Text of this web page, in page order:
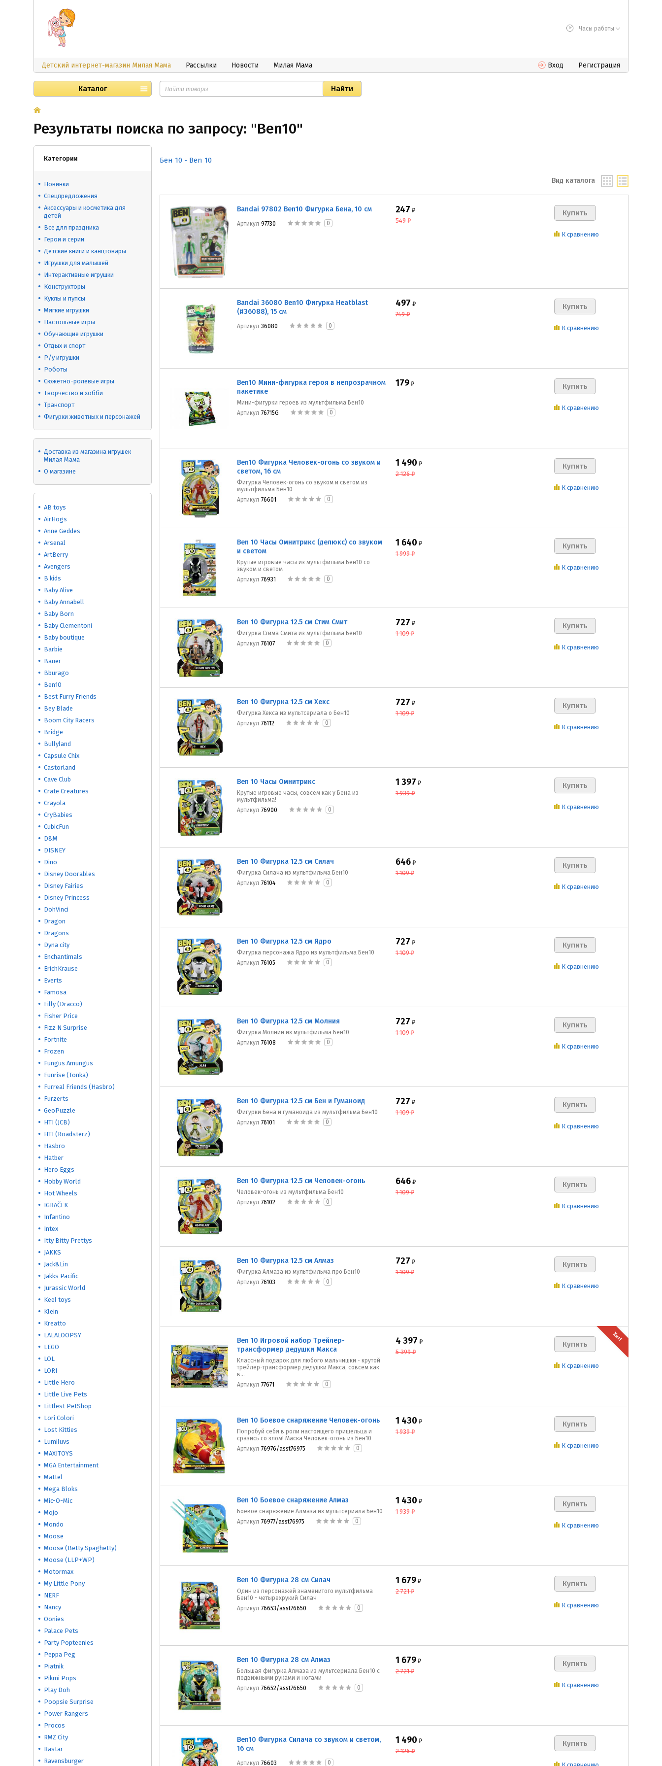
Часы работы
Детский интернет-магазин Милая Мама Рассылки Новости Милая Мама Вход Регистрация
Каталог
Результаты поиска по запросу: "Ben10"
Категории
Новинки
Спецпредложения
Аксессуары и косметика для
детей
Все для праздника
Герои и серии
Детские книги и канцтовары
Игрушки для малышей
Интерактивные игрушки
Конструкторы
Куклы и пупсы
Мягкие игрушки
Настольные игры
Обучающие игрушки
Отдых и спорт
Р/у игрушки
Роботы
Сюжетно-ролевые игры
Творчество и хобби
Транспорт
Фигурки животных и персонажей
Доставка из магазина игрушек
Милая Мама
О магазине
AB toys
AirHogs
Anne Geddes
Arsenal
ArtBerry
Avengers
B kids
Baby Alive
Baby Annabell
Baby Born
Baby Clementoni
Baby boutique
Barbie
Bauer
Bburago
Ben10
Best Furry Friends
Bey Blade
Boom City Racers
Bridge
Bullyland
Capsule Chix
Castorland
Cave Club
Crate Creatures
Crayola
CryBabies
CubicFun
D&M
DISNEY
Dino
Disney Doorables
Disney Fairies
Disney Princess
DohVinci
Dragon
Dragons
Dyna city
Enchantimals
ErichKrause
Everts
Famosa
Filly (Dracco)
Fisher Price
Fizz N Surprise
Fortnite
Frozen
Fungus Amungus
Funrise (Tonka)
Furreal Friends (Hasbro)
Furzerts
GeoPuzzle
HTI (JCB)
HTI (Roadsterz)
Hasbro
Hatber
Hero Eggs
Hobby World
Hot Wheels
IGRAČEK
Infantino
Intex
Itty Bitty Prettys
JAKKS
Jack&Lin
Jakks Pacific
Jurassic World
Keel toys
Klein
Kreatto
LALALOOPSY
LEGO
LOL
LORI
Little Hero
Little Live Pets
Littlest PetShop
Lori Colori
Lost Kitties
Lumiluvs
MAXITOYS
MGA Entertainment
Mattel
Mega Bloks
Mic-O-Mic
Mojo
Mondo
Moose
Moose (Betty Spaghetty)
Moose (LLP+WP)
Motormax
My Little Pony
NERF
Nancy
Oonies
Palace Pets
Party Popteenies
Peppa Peg
Piatnik
Pikmi Pops
Play Doh
Poopsie Surprise
Power Rangers
Procos
RMZ City
Rastar
Ravensburger
Бен 10 - Ben 10
Вид каталога
Bandai 97802 Ben10 Фигурка Бена, 10 см
Артикул 97730 0
247 ₽
549 ₽
К сравнению
Bandai 36080 Ben10 Фигурка Heatblast
(#36088), 15 см
Артикул 36080 0
497 ₽
749 ₽
К сравнению
Ben10 Мини-фигурка героя в непрозрачном
пакетике
Мини-фигурки героев из мультфильма Бен10
Артикул 76715G 0
179 ₽
К сравнению
Ben10 Фигурка Человек-огонь со звуком и
светом, 16 см
Фигурка Человек-огонь со звуком и светом из
мультфильма Бен10
Артикул 76601 0
1 490 ₽
2 126 ₽
К сравнению
Ben 10 Часы Омнитрикс (делюкс) со звуком
и светом
Крутые игровые часы из мультфильма Бен10 со
звуком и светом
Артикул 76931 0
1 640 ₽
1 999 ₽
К сравнению
Ben 10 Фигурка 12.5 см Стим Смит
Фигурка Стима Смита из мультфильма Бен10
Артикул 76107 0
727 ₽
1 109 ₽
К сравнению
Ben 10 Фигурка 12.5 см Хекс
Фигурка Хекса из мультсериала о Бен10
Артикул 76112 0
727 ₽
1 109 ₽
К сравнению
Ben 10 Часы Омнитрикс
Крутые игровые часы, совсем как у Бена из
мультфильма!
Артикул 76900 0
1 397 ₽
1 939 ₽
К сравнению
Ben 10 Фигурка 12.5 см Силач
Фигурка Силача из мультфильма Бен10
Артикул 76104 0
646 ₽
1 109 ₽
К сравнению
Ben 10 Фигурка 12.5 см Ядро
Фигурка персонажа Ядро из мультфильма Бен10
Артикул 76105 0
727 ₽
1 109 ₽
К сравнению
Ben 10 Фигурка 12.5 см Молния
Фигурка Молнии из мультфильма Бен10
Артикул 76108 0
727 ₽
1 109 ₽
К сравнению
Ben 10 Фигурка 12.5 см Бен и Гуманоид
Фигурки Бена и гуманоида из мультфильма Бен10
Артикул 76101 0
727 ₽
1 109 ₽
К сравнению
Ben 10 Фигурка 12.5 см Человек-огонь
Человек-огонь из мультфильма Бен10
Артикул 76102 0
646 ₽
1 109 ₽
К сравнению
Ben 10 Фигурка 12.5 см Алмаз
Фигурка Алмаза из мультфильма про Бен10
Артикул 76103 0
727 ₽
1 109 ₽
К сравнению
Хит!
Ben 10 Игровой набор Трейлер-
трансформер дедушки Макса
Классный подарок для любого мальчишки - крутой
трейлер-трансформер дедушки Макса, совсем как
в...
Артикул 77671 0
4 397 ₽
5 399 ₽
К сравнению
Ben 10 Боевое снаряжение Человек-огонь
Попробуй себя в роли настоящего пришельца и
сразись со злом! Маска Человек-огонь из Бен10
Артикул 76976/asst76975 0
1 430 ₽
1 939 ₽
К сравнению
Ben 10 Боевое снаряжение Алмаз
Боевое снаряжение Алмаза из мультсериала Бен10
Артикул 76977/asst76975 0
1 430 ₽
1 939 ₽
К сравнению
Ben 10 Фигурка 28 см Силач
Один из персонажей знаменитого мультфильма
Бен10 - четырехрукий Силач
Артикул 76653/asst76650 0
1 679 ₽
2 721 ₽
К сравнению
Ben 10 Фигурка 28 см Алмаз
Большая фигурка Алмаза из мультсериала Бен10 с
подвижными руками и ногами
Артикул 76652/asst76650 0
1 679 ₽
2 721 ₽
К сравнению
Ben10 Фигурка Силача со звуком и светом,
16 см
Артикул 76603 0
1 490 ₽
2 126 ₽